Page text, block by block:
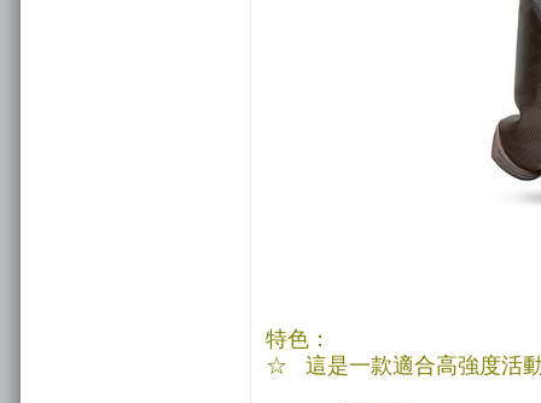
特色：
☆ 這是一款適合高強度活